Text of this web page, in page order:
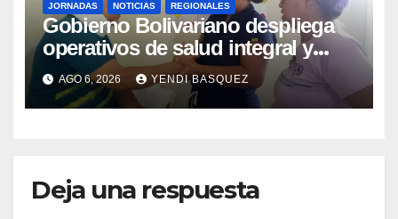
JORNADAS NOTICIAS REGIONALES
Gobierno Bolivariano despliega
operativos de salud integral y
protección social en los
municipios Sucre y Mario Briceño
Iragorry del estado Aragua
AGO 6, 2026 YENDI BASQUEZ
Deja una respuesta